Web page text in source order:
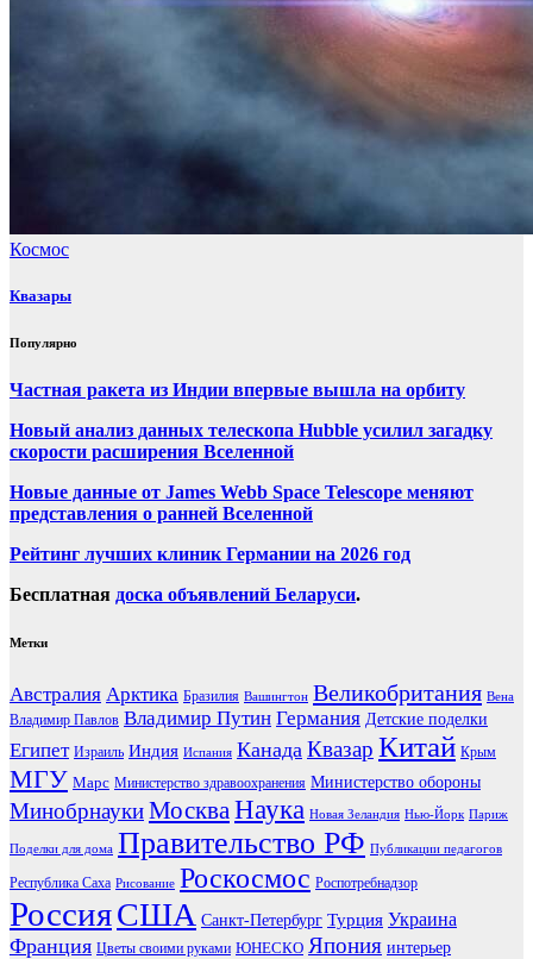
Космос
Квазары
Популярно
Частная ракета из Индии впервые вышла на орбиту
Новый анализ данных телескопа Hubble усилил загадку
скорости расширения Вселенной
Новые данные от James Webb Space Telescope меняют
представления о ранней Вселенной
Рейтинг лучших клиник Германии на 2026 год
Бесплатная доска объявлений Беларуси.
Метки
Австралия Арктика Бразилия Вашингтон Великобритания Вена
Владимир Павлов Владимир Путин Германия Детские поделки
Египет Израиль Индия Испания Канада Квазар Китай Крым
МГУ Марс Министерство здравоохранения Министерство обороны
МинобрнаукиМоскваНаука Новая Зеландия Нью-Йорк Париж
Поделки для дома Правительство РФ Публикации педагогов
Республика Саха Рисование Роскосмос Роспотребнадзор
РоссияСША Санкт-Петербург Турция Украина
Франция Цветы своими руками ЮНЕСКО Япония интерьер